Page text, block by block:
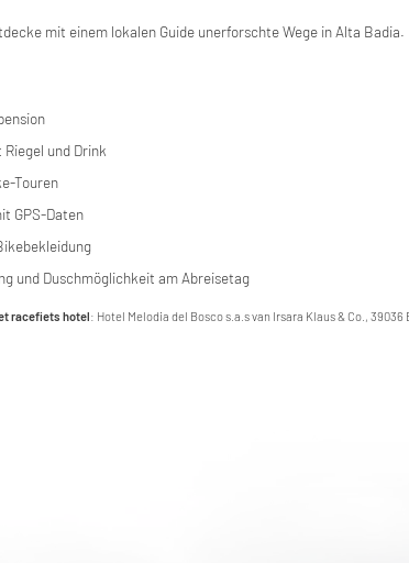
mit einem lokalen Guide unerforschte Wege in Alta Badia.
und Drink
Touren
GPS-Daten
und Duschmöglichkeit am Abreisetag
racefiets hotel: Hotel Melodia del Bosco s.a.s van Irsara Klaus & Co.,